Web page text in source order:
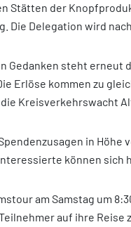
Stätten der
Die Delegation wird
Gedanken steht erneut
Erlöse kommen zu
Kreisverkehrswacht
in
können sich
am Samstag um
auf ihre